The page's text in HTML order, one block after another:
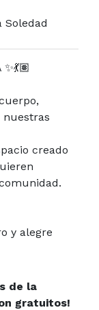
Soledad
creado
y alegre
de la
gratuitos!